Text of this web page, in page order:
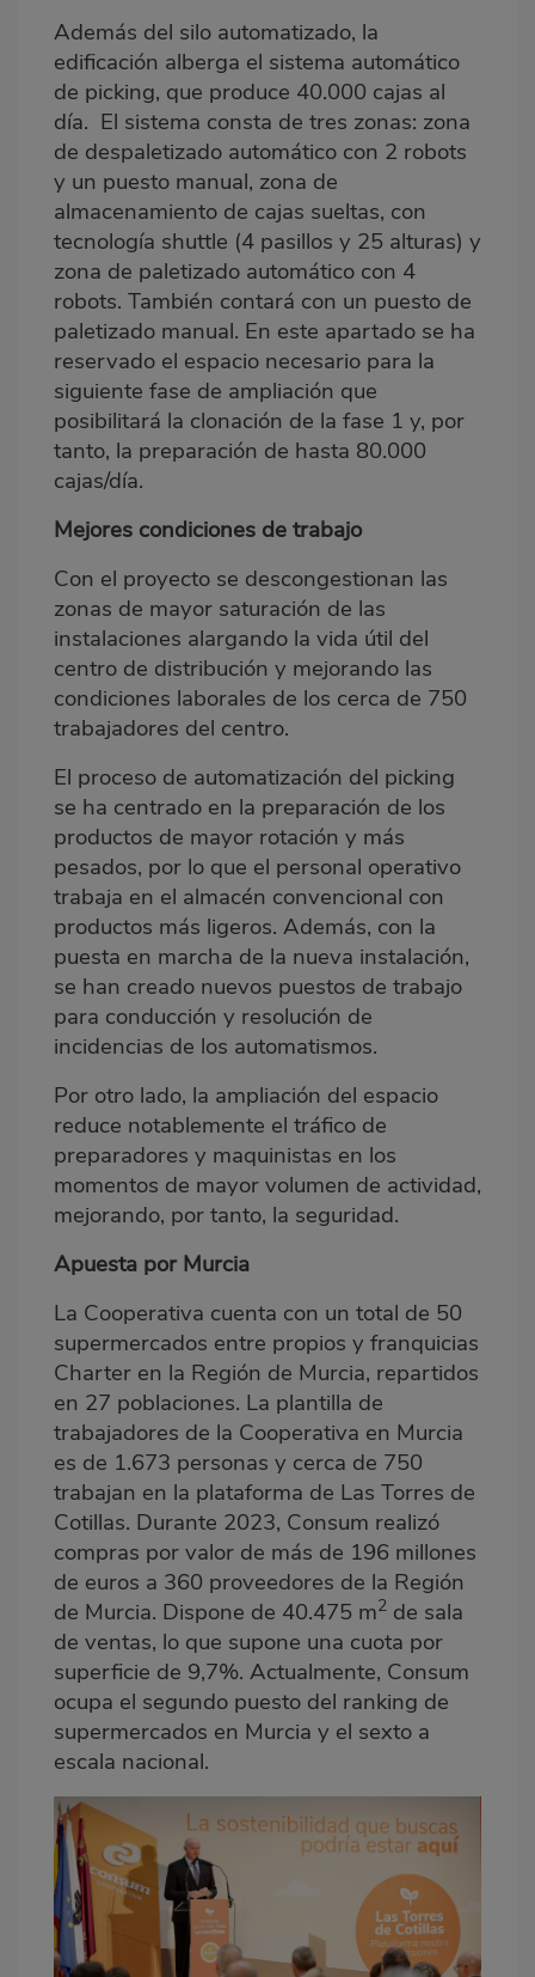
Además del silo automatizado, la
edificación alberga el sistema automático
de picking, que produce 40.000 cajas al
día. El sistema consta de tres zonas: zona
de despaletizado automático con 2 robots
y un puesto manual, zona de
almacenamiento de cajas sueltas, con
tecnología shuttle (4 pasillos y 25 alturas) y
zona de paletizado automático con 4
robots. También contará con un puesto de
paletizado manual. En este apartado se ha
reservado el espacio necesario para la
siguiente fase de ampliación que
posibilitará la clonación de la fase 1 y, por
tanto, la preparación de hasta 80.000
cajas/día.
Mejores condiciones de trabajo
Con el proyecto se descongestionan las
zonas de mayor saturación de las
instalaciones alargando la vida útil del
centro de distribución y mejorando las
condiciones laborales de los cerca de 750
trabajadores del centro.
El proceso de automatización del picking
se ha centrado en la preparación de los
productos de mayor rotación y más
pesados, por lo que el personal operativo
trabaja en el almacén convencional con
productos más ligeros. Además, con la
puesta en marcha de la nueva instalación,
se han creado nuevos puestos de trabajo
para conducción y resolución de
incidencias de los automatismos.
Por otro lado, la ampliación del espacio
reduce notablemente el tráfico de
preparadores y maquinistas en los
momentos de mayor volumen de actividad,
mejorando, por tanto, la seguridad.
Apuesta por Murcia
La Cooperativa cuenta con un total de 50
supermercados entre propios y franquicias
Charter en la Región de Murcia, repartidos
en 27 poblaciones. La plantilla de
trabajadores de la Cooperativa en Murcia
es de 1.673 personas y cerca de 750
trabajan en la plataforma de Las Torres de
Cotillas. Durante 2023, Consum realizó
compras por valor de más de 196 millones
de euros a 360 proveedores de la Región
de Murcia. Dispone de 40.475 m2 de sala
de ventas, lo que supone una cuota por
superficie de 9,7%. Actualmente, Consum
ocupa el segundo puesto del ranking de
supermercados en Murcia y el sexto a
escala nacional.